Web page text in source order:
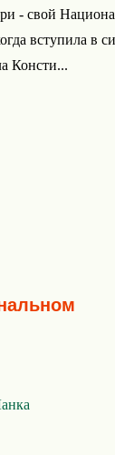
- свой
вступила в
Консти...